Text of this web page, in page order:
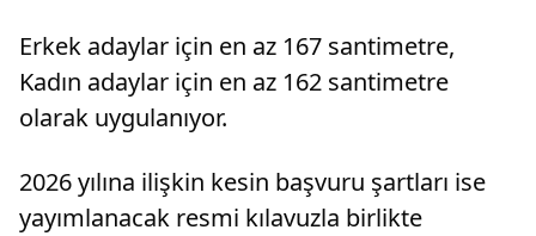
Erkek adaylar için en az 167 santimetre,
Kadın adaylar için en az 162 santimetre
olarak uygulanıyor.
2026 yılına ilişkin kesin başvuru şartları ise
yayımlanacak resmi kılavuzla birlikte